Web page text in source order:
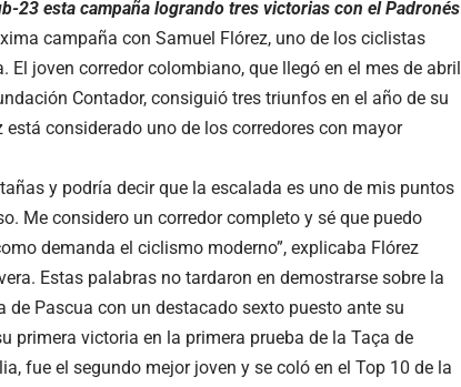
23 esta campaña logrando tres victorias con el Padronés
campaña con Samuel Flórez, uno de los ciclistas
joven corredor colombiano, que llegó en el mes de abril
Contador, consiguió tres triunfos en el año de su
considerado uno de los corredores con mayor
y podría decir que la escalada es uno de mis puntos
Me considero un corredor completo y sé que puedo
demanda el ciclismo moderno”, explicaba Flórez
Estas palabras no tardaron en demostrarse sobre la
de Pascua con un destacado sexto puesto ante su
primera victoria en la primera prueba de la Taça de
fue el segundo mejor joven y se coló en el Top 10 de la